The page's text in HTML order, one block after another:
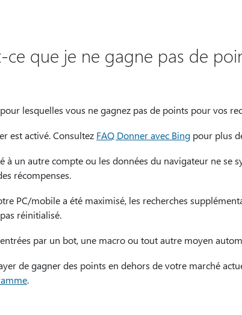
ce que je ne gagne pas de
lesquelles vous ne gagnez pas de points pour vos
est activé. Consultez FAQ Donner avec Bing pour plus
à un autre compte ou les données du navigateur ne se
récompenses.
PC/mobile a été maximisé, les recherches
réinitialisé.
par un bot, une macro ou tout autre moyen
de gagner des points en dehors de votre marché
.